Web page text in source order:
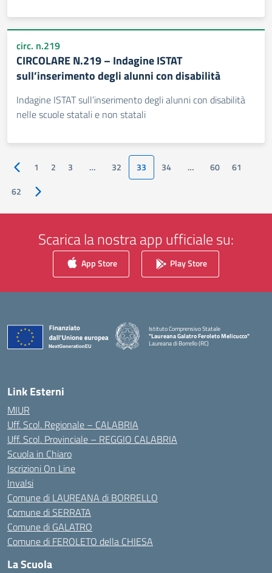
circ. n.219
CIRCOLARE N.219 – Indagine ISTAT
sull’inserimento degli alunni con disabilità
Indagine ISTAT sull’inserimento degli alunni con disabilità
nelle scuole statali e non statali
Pagina precedente
1 2 3 … 32 33 34 … 60
61
62
Pagina successiva
Scarica la nostra app ufficiale su:
App Store Play Store
Istituto Comprensivo Statale
"Laureana Galatro Feroleto Melicucco"
Laureana di Borrello (RC)
Link Esterni
MIUR
Uff. Scol. Regionale – CALABRIA
Uff. Scol. Provinciale – REGGIO CALABRIA
Scuola in Chiaro
Iscrizioni On Line
Invalsi
Comune di LAUREANA di BORRELLO
Comune di SERRATA
Comune di GALATRO
Comune di FEROLETO della CHIESA
La Scuola